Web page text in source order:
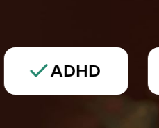
ADHD